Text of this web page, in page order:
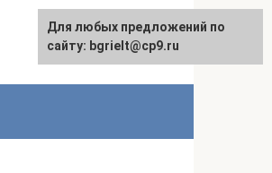
English
Для любых предложений по
сайту: bgrielt@cp9.ru